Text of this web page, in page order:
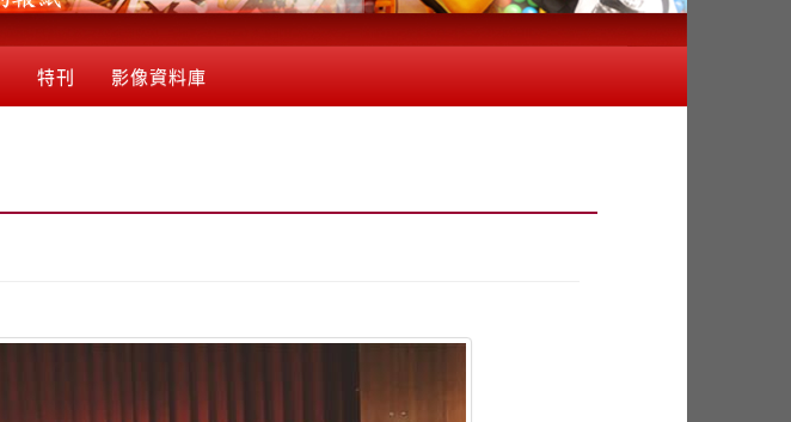
特刊 影像資料庫